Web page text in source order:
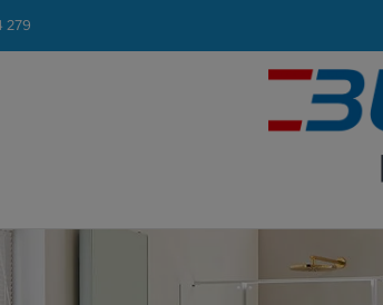
279